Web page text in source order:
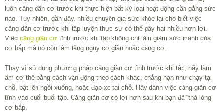
luôn căng dãn cơ trước khi thực hiện bất kỳ loại hoạt động cần gắng sức
nào. Tuy nhiên, gần đây, nhiều chuyên gia sức khỏe lại cho biết việc
căng dãn cơ trước khi tập luyện thực sự có thể gây hại nhiều hơn lợi.
Việc căng giãn cơ tĩnh trước khi tập không chỉ làm giảm sức mạnh của
cơ bắp mà nó còn làm tăng nguy cơ giãn hoặc căng cơ.
Thay vì sử dụng phương pháp căng giãn cơ tĩnh trước khi tập, hãy làm
ấm cơ thể bằng cách vận động theo cách khác, chẳng hạn như chạy tại
chỗ, bật lên ngồi xuống, hoặc đạp xe tại chỗ. Hãy dành việc căng giãn cơ
tĩnh vào cuối buổi tập. Căng giãn cơ có lợi hơn sau khi bạn đã “thả lỏng”
cơ bắp.